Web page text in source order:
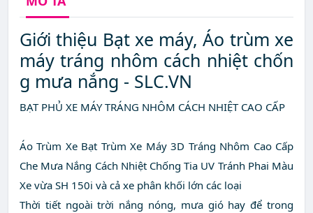
Giới thiệu Bạt xe máy, Áo trùm xe
máy tráng nhôm cách nhiệt chốn
g mưa nắng - SLC.VN
BẠT PHỦ XE MÁY TRÁNG NHÔM CÁCH NHIỆT CAO CẤP
Áo Trùm Xe Bạt Trùm Xe Máy 3D Tráng Nhôm Cao Cấp
Che Mưa Nắng Cách Nhiệt Chống Tia UV Tránh Phai Màu
Xe vừa SH 150i và cả xe phân khối lớn các loại
Thời tiết ngoài trời nắng nóng, mưa gió hay để trong